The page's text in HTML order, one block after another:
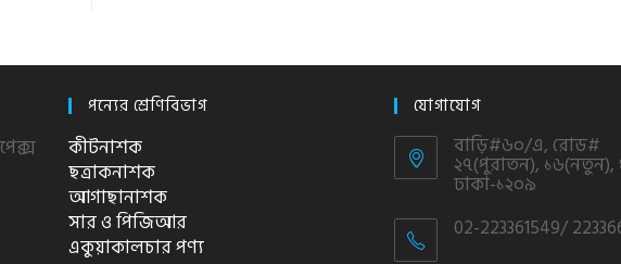
পন্যের শ্রেণিবিভাগ
কীটনাশক
ছত্রাকনাশক
আগাছানাশক
সার ও পিজিআর
একুয়াকালচার পণ্য
যোগাযোগ
বাড়ি#৬০/এ, রোড#
২৭(পুরাতন), ১৬(নতুন),
ঢাকা-১২০৯
02-223361549/